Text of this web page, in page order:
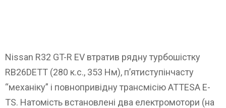
Nissan R32 GT-R EV втратив рядну турбошістку
RB26DETT (280 к.с., 353 Нм), п’ятиступінчасту
“механіку” і повнопривідну трансмісію ATTESA E-
TS. Натомість встановлені два електромотори (на